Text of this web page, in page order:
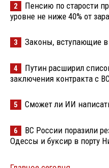
2
Пенсию по старости
уровне не ниже 40% от
3 Законы, вступающие в
4
Путин расширил
заключения контракта с
5 Сможет ли ИИ
6
ВС России поразили
Одессы и буксир в порту